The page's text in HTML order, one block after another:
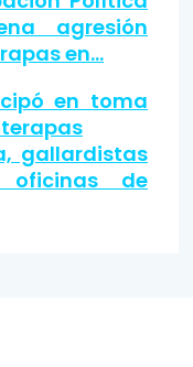
agresión
en…
en toma
gallardistas
oficinas de